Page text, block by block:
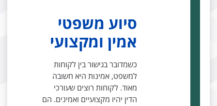
סיוע משפטי
אמין ומקצועי
כשמדובר בגישור בין לקוחות
למשפט, אמינות היא חשובה
מאוד. לקוחות רוצים שעורכי
הדין יהיו מקצועיים ואמינים. הם